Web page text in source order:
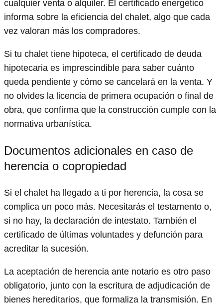
cualquier venta o alquiler. El certificado energético
informa sobre la eficiencia del chalet, algo que cada
vez valoran más los compradores.
Si tu chalet tiene hipoteca, el certificado de deuda
hipotecaria es imprescindible para saber cuánto
queda pendiente y cómo se cancelará en la venta. Y
no olvides la licencia de primera ocupación o final de
obra, que confirma que la construcción cumple con la
normativa urbanística.
Documentos adicionales en caso de
herencia o copropiedad
Si el chalet ha llegado a ti por herencia, la cosa se
complica un poco más. Necesitarás el testamento o,
si no hay, la declaración de intestato. También el
certificado de últimas voluntades y defunción para
acreditar la sucesión.
La aceptación de herencia ante notario es otro paso
obligatorio, junto con la escritura de adjudicación de
bienes hereditarios, que formaliza la transmisión. En